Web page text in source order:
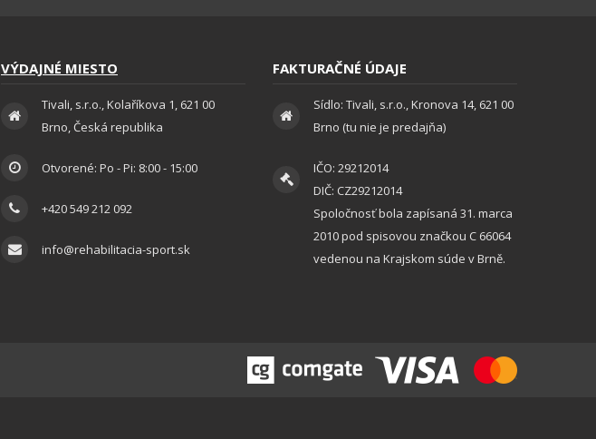
VÝDAJNÉ MIESTO
Tivali, s.r.o., Kolaříkova 1, 621 00
Brno, Česká republika
Otvorené: Po - Pi: 8:00 - 15:00
+420 549 212 092
info@rehabilitacia-sport.sk
FAKTURAČNÉ ÚDAJE
Sídlo: Tivali, s.r.o., Kronova 14, 621 00
Brno (tu nie je predajňa)
IČO: 29212014
DIČ: CZ29212014
Spoločnosť bola zapísaná 31. marca
2010 pod spisovou značkou C 66064
vedenou na Krajskom súde v Brně.